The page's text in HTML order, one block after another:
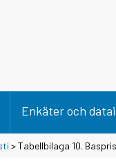
Enkäter och
> Tabellbilaga 10.